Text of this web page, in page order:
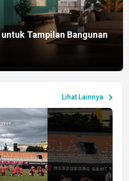
Tampilan Bangunan
Lihat Lainnya chevron_right